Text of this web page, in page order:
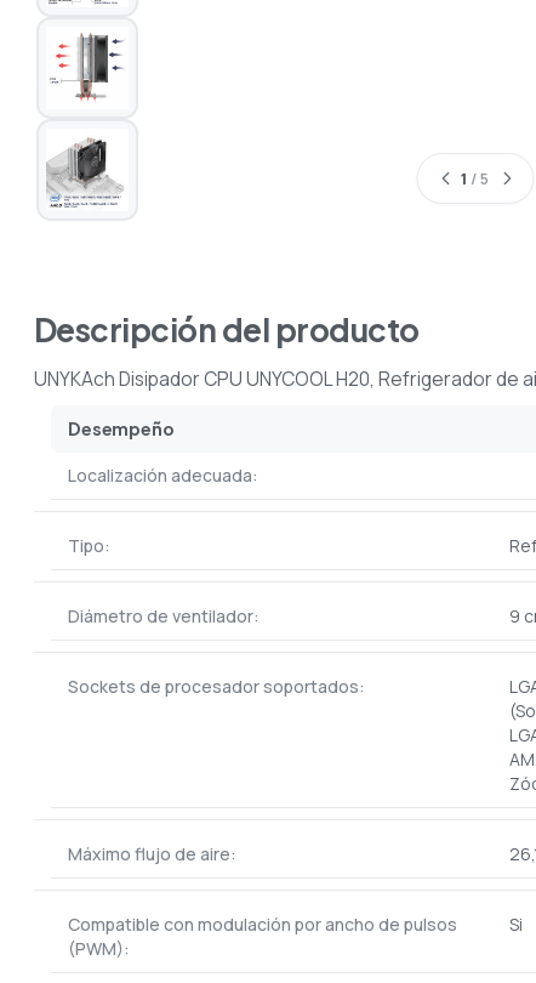
1 / 5
Descripción del producto
UNYKAch Disipador CPU UNYCOOL H20, Refrigerador de
Desempeño
Localización adecuada:
Tipo:
Diámetro de ventilador: 9
Sockets de procesador soportados:
Máximo flujo de aire:
Compatible con modulación por ancho de pulsos
(PWM):
Si